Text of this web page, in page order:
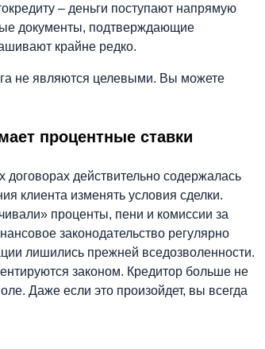
– деньги поступают напрямую
документы, подтверждающие
крайне редко.
не являются целевыми. Вы можете
процентные ставки
договорах действительно содержалась
клиента изменять условия сделки.
проценты, пени и комиссии за
законодательство регулярно
лишились прежней вседозволенности.
законом. Кредитор больше не
Даже если это произойдет, вы всегда